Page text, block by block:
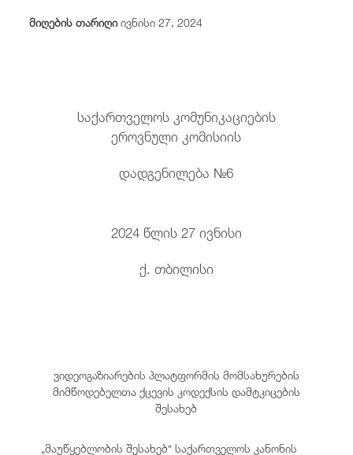
მიღების თარიღიივნისი 27, 2024
საქართველოს კომუნიკაციების
ეროვნული კომისიის
დადგენილება №6
2024 წლის 27 ივნისი
ქ. თბილისი
ვიდეოგაზიარების პლატფორმის მომსახურების
მიმწოდებელთა ქცევის კოდექსის დამტკიცების
შესახებ
„მაუწყებლობის შესახებ“ საქართველოს კანონის